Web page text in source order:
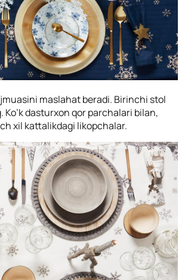
maslahat beradi. Birinchi stol
dasturxon qor parchalari bilan,
xil kattalikdagi likopchalar.